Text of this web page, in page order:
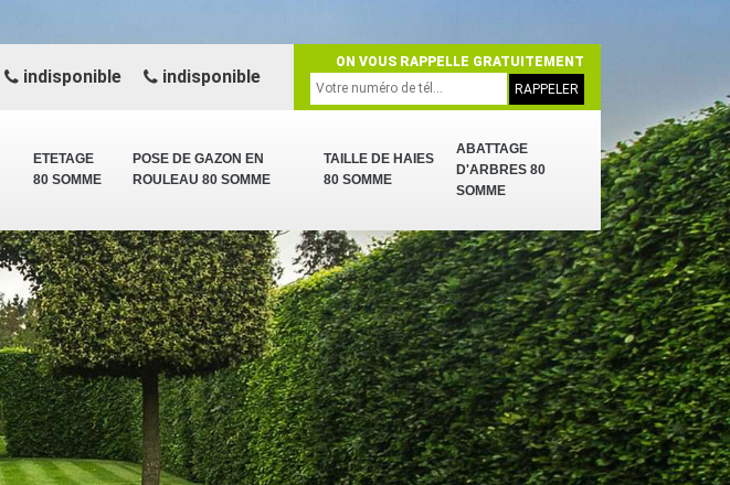
ETETAGE
80 SOMME
POSE DE GAZON EN
ROULEAU 80 SOMME
TAILLE DE HAIES
80 SOMME
ABATTAGE
D'ARBRES 80
SOMME
indisponible indisponible
ON VOUS RAPPELLE GRATUITEMENT